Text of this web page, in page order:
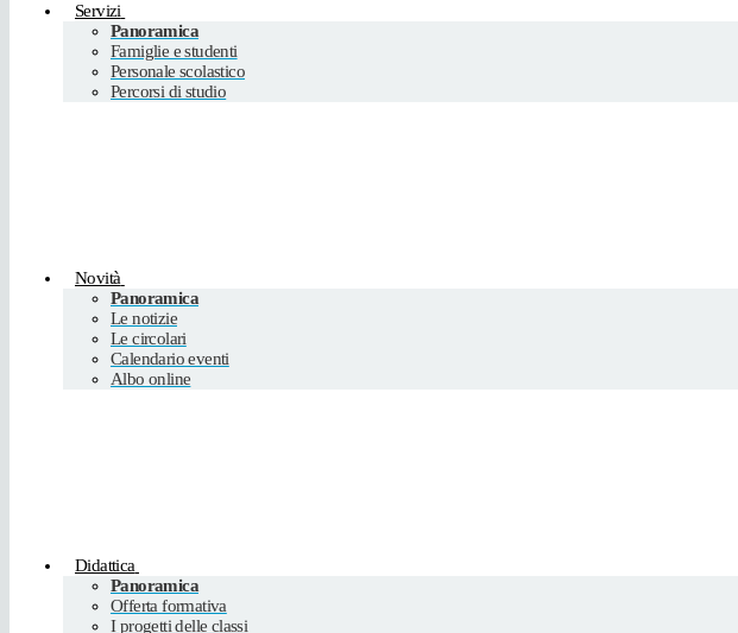
Servizi
Panoramica
Famiglie e studenti
Personale scolastico
Percorsi di studio
Novità
Panoramica
Le notizie
Le circolari
Calendario eventi
Albo online
Didattica
Panoramica
Offerta formativa
I progetti delle classi